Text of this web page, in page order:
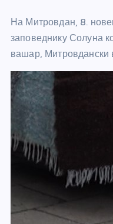
На Митровдан, 8.
заповеднику Солуна
вашар, Митровдански